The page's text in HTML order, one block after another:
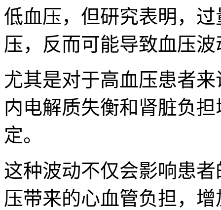
低血压，但研究表明，
压，反而可能导致血压波
尤其是对于高血压患者
内电解质失衡和肾脏负
定。
这种波动不仅会影响患
压带来的心血管负担，